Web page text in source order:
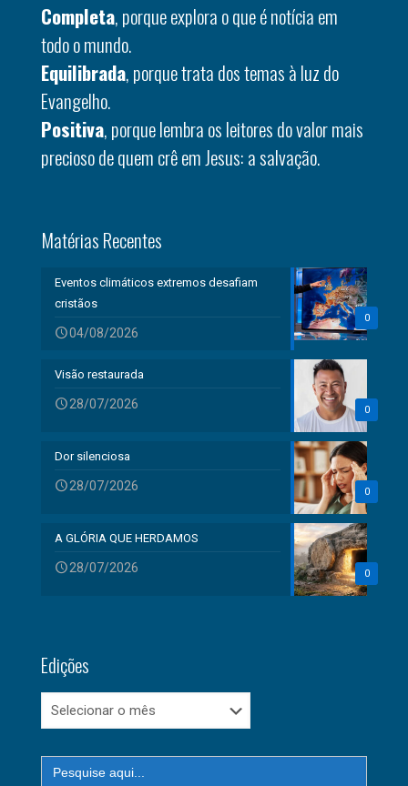
Completa, porque explora o que é notícia em
todo o mundo.
Equilibrada, porque trata dos temas à luz do
Evangelho.
Positiva, porque lembra os leitores do valor mais
precioso de quem crê em Jesus: a salvação.
Matérias Recentes
0
Eventos climáticos extremos desafiam
cristãos
04/08/2026
0
Visão restaurada
28/07/2026
0
Dor silenciosa
28/07/2026
0
A GLÓRIA QUE HERDAMOS
28/07/2026
Edições
Edições
Search